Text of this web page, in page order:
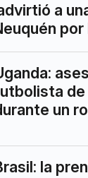
a
por
de
un
la